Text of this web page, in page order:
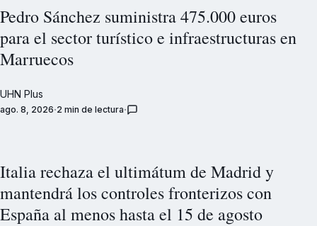
Pedro Sánchez suministra 475.000 euros
para el sector turístico e infraestructuras en
Marruecos
UHN Plus
ago. 8, 2026 2 min de lectura
Italia rechaza el ultimátum de Madrid y
mantendrá los controles fronterizos con
España al menos hasta el 15 de agosto